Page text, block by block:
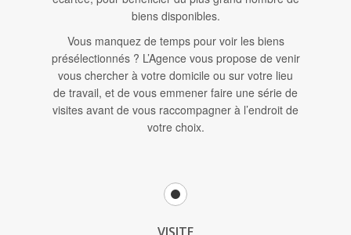
biens disponibles.
Vous manquez de temps pour voir les biens
présélectionnés ? L’Agence vous propose de venir
vous chercher à votre domicile ou sur votre lieu
de travail, et de vous emmener faire une série de
visites avant de vous raccompagner à l’endroit de
votre choix.